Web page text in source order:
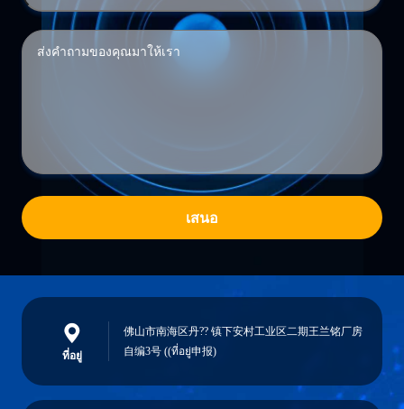
เสนอ
ที่อยู่
佛山市南海区丹?? 镇下安村工业区二期王兰铭厂房
自编3号 ((ที่อยู่申报)